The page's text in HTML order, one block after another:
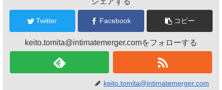
Twitter Facebook コピー
keito.tomita@intimatemerger.comをフォローする
keito.tomita@intimatemerger.com